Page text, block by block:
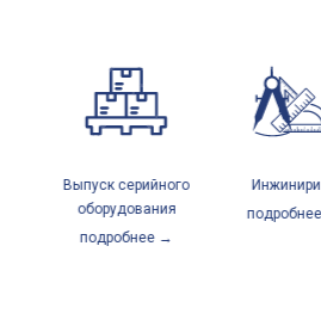
Выпуск серийного
оборудования
подробнее →
Инжиниринг
подробнее →